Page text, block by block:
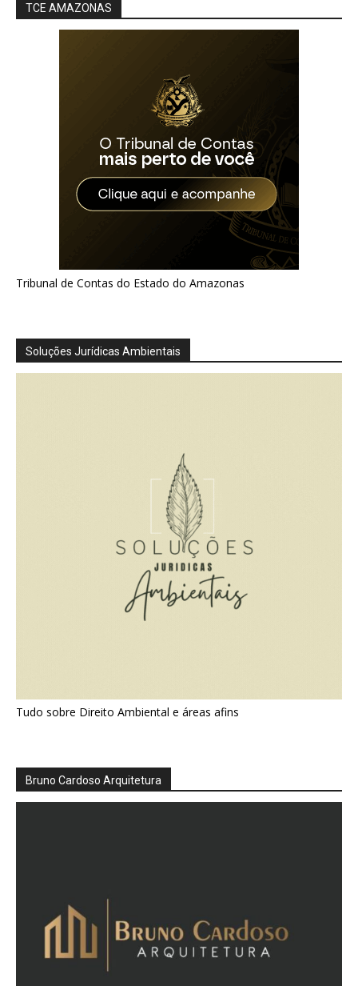
TCE AMAZONAS
Tribunal de Contas do Estado do Amazonas
Soluções Jurídicas Ambientais
Tudo sobre Direito Ambiental e áreas afins
Bruno Cardoso Arquitetura